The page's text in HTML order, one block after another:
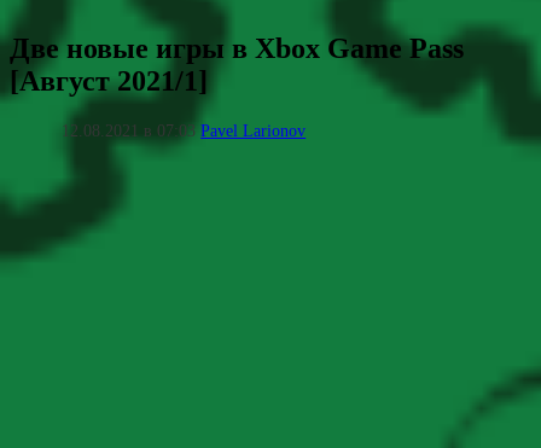
Две новые игры в Xbox Game Pass
[Август 2021/1]
12.08.2021 в 07:03Pavel Larionov